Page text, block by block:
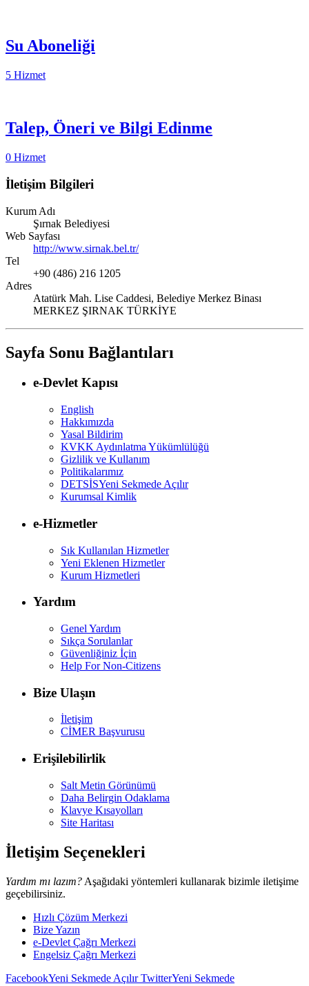
Su Aboneliği
5 Hizmet
Talep, Öneri ve Bilgi Edinme
0 Hizmet
İletişim Bilgileri
Kurum Adı
Şırnak Belediyesi
Web Sayfası
http://www.sirnak.bel.tr/
Tel
+90 (486) 216 1205
Adres
Atatürk Mah. Lise Caddesi, Belediye Merkez Binası
MERKEZ ŞIRNAK TÜRKİYE
Sayfa Sonu Bağlantıları
e-Devlet Kapısı
English
Hakkımızda
Yasal Bildirim
KVKK Aydınlatma Yükümlülüğü
Gizlilik ve Kullanım
Politikalarımız
DETSİSYeni Sekmede Açılır
Kurumsal Kimlik
e-Hizmetler
Sık Kullanılan Hizmetler
Yeni Eklenen Hizmetler
Kurum Hizmetleri
Yardım
Genel Yardım
Sıkça Sorulanlar
Güvenliğiniz İçin
Help For Non-Citizens
Bize Ulaşın
İletişim
CİMER Başvurusu
Erişilebilirlik
Salt Metin Görünümü
Daha Belirgin Odaklama
Klavye Kısayolları
Site Haritası
İletişim Seçenekleri
Yardım mı lazım? Aşağıdaki yöntemleri kullanarak bizimle iletişime
geçebilirsiniz.
Hızlı Çözüm Merkezi
Bize Yazın
e-Devlet Çağrı Merkezi
Engelsiz Çağrı Merkezi
FacebookYeni Sekmede AçılırTwitterYeni Sekmede